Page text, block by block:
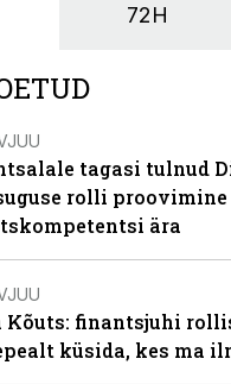
72H
tagasi tulnud
rolli proovimine
ära
Kõuts: finantsjuhi
küsida, kes ma